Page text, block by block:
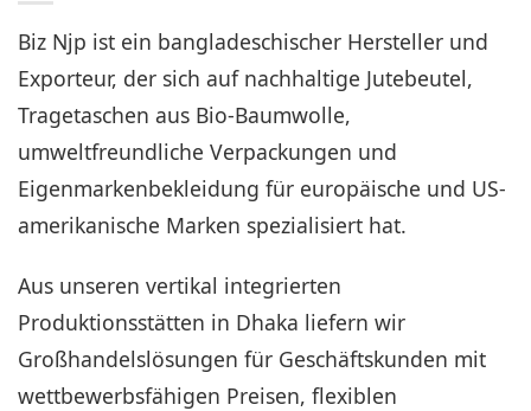
Biz Njp ist ein bangladeschischer Hersteller und
Exporteur, der sich auf nachhaltige Jutebeutel,
Tragetaschen aus Bio-Baumwolle,
umweltfreundliche Verpackungen und
Eigenmarkenbekleidung für europäische und US-
amerikanische Marken spezialisiert hat.
Aus unseren vertikal integrierten
Produktionsstätten in Dhaka liefern wir
Großhandelslösungen für Geschäftskunden mit
wettbewerbsfähigen Preisen, flexiblen